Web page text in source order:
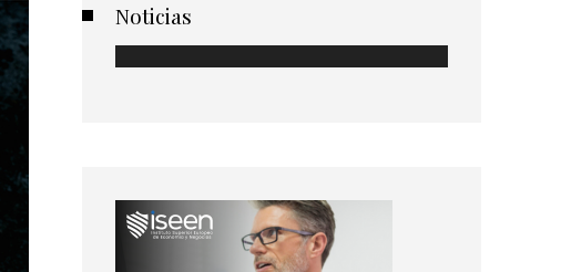
Noticias